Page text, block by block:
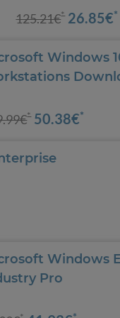
125.21€* 26.85€*
Windows
* 50.38€*
Windows
Pro